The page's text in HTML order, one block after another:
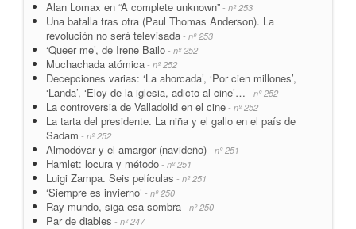
Alan Lomax en “A complete unknown” - nº 253
Una batalla tras otra (Paul Thomas Anderson). La
revolución no será televisada - nº 253
‘Queer me’, de Irene Bailo - nº 252
Muchachada atómica - nº 252
Decepciones varias: ‘La ahorcada’, ‘Por cien millones’,
‘Landa’, ‘Eloy de la iglesia, adicto al cine’… - nº 252
La controversia de Valladolid en el cine - nº 252
La tarta del presidente. La niña y el gallo en el país de
Sadam - nº 252
Almodóvar y el amargor (navideño) - nº 251
Hamlet: locura y método - nº 251
Luigi Zampa. Seis películas - nº 251
‘Siempre es invierno’ - nº 250
Ray-mundo, siga esa sombra - nº 250
Par de diables - nº 247